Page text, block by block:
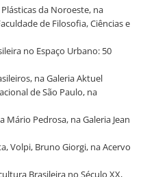
Plásticas da Noroeste, na
de Filosofia, Ciências e
no Espaço Urbano: 50
na Galeria Aktuel
de São Paulo, na
Mário Pedrosa, na Galeria Jean
Volpi, Bruno Giorgi, na Acervo
Brasileira no Século XX,